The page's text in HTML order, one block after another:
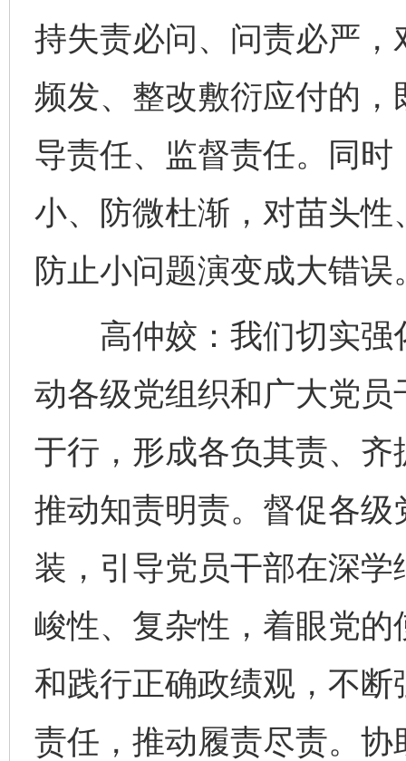
持失责必问、问责必严
频发、整改敷衍应付的
导责任、监督责任。同时
小、防微杜渐，对苗头
防止小问题演变成大错误
高仲姣：我们切实强
动各级党组织和广大党
于行，形成各负其责、
推动知责明责。督促各
装，引导党员干部在深
峻性、复杂性，着眼党
和践行正确政绩观，不
责任，推动履责尽责。